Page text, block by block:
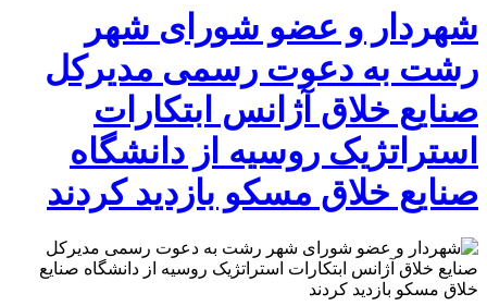
شهردار و عضو شورای شهر
رشت به دعوت رسمی مدیرکل
صنایع خلاق آژانس ابتکارات
استراتژیک روسیه از دانشگاه
صنایع خلاق مسکو بازدید کردند